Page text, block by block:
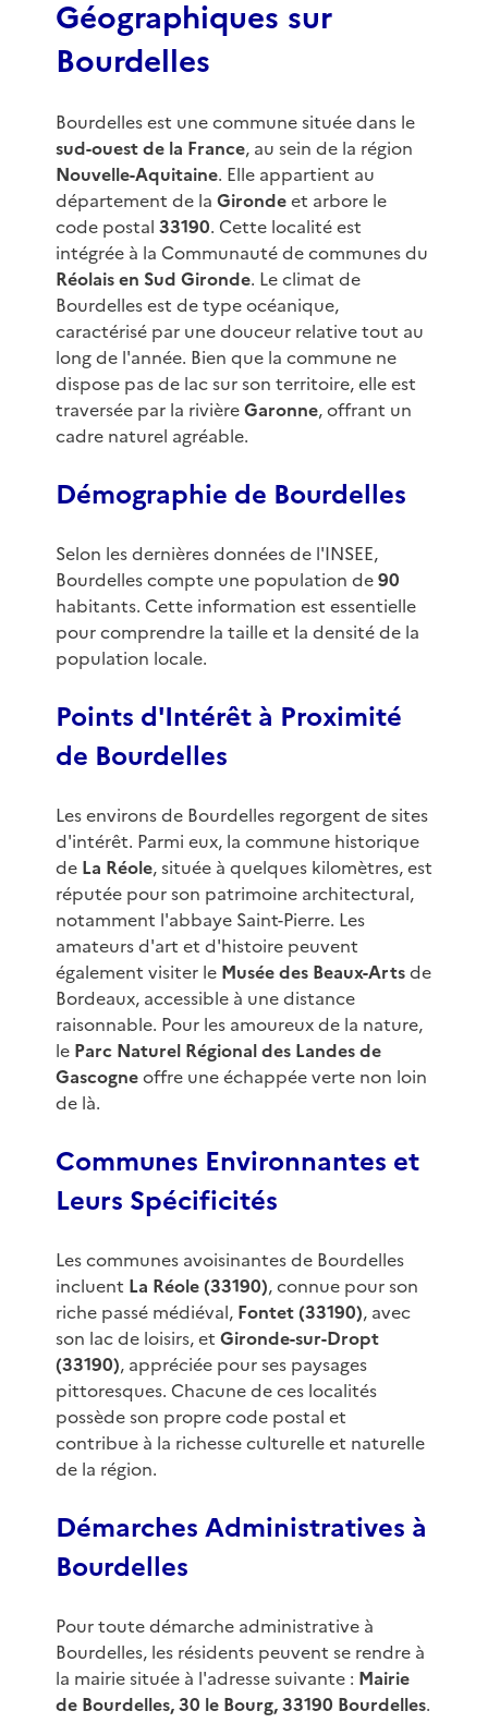
Géographiques sur
Bourdelles
Bourdelles est une commune située dans le
sud-ouest de la France, au sein de la région
Nouvelle-Aquitaine. Elle appartient au
département de la Girondeet arbore le
code postal 33190. Cette localité est
intégrée à la Communauté de communes du
Réolais en Sud Gironde. Le climat de
Bourdelles est de type océanique,
caractérisé par une douceur relative tout au
long de l'année. Bien que la commune ne
dispose pas de lac sur son territoire, elle est
traversée par la rivièreGaronne, offrant un
cadre naturel agréable.
Démographie de Bourdelles
Selon les dernières données de l'INSEE,
Bourdelles compte une population de90
habitants. Cette information est essentielle
pour comprendre la taille et la densité de la
population locale.
Points d'Intérêt à Proximité
de Bourdelles
Les environs de Bourdelles regorgent de sites
d'intérêt. Parmi eux, la commune historique
de La Réole, située à quelques kilomètres, est
réputée pour son patrimoine architectural,
notamment l'abbaye Saint-Pierre. Les
amateurs d'art et d'histoire peuvent
également visiter le Musée des Beaux-Artsde
Bordeaux, accessible à une distance
raisonnable. Pour les amoureux de la nature,
le Parc Naturel Régional des Landes de
Gascogneoffre une échappée verte non loin
de là.
Communes Environnantes et
Leurs Spécificités
Les communes avoisinantes de Bourdelles
incluent La Réole (33190), connue pour son
riche passé médiéval, Fontet (33190), avec
son lac de loisirs, et Gironde-sur-Dropt
(33190), appréciée pour ses paysages
pittoresques. Chacune de ces localités
possède son propre code postal et
contribue à la richesse culturelle et naturelle
de la région.
Démarches Administratives à
Bourdelles
Pour toute démarche administrative à
Bourdelles, les résidents peuvent se rendre à
la mairie située à l'adresse suivante : Mairie
de Bourdelles, 30 le Bourg, 33190 Bourdelles.